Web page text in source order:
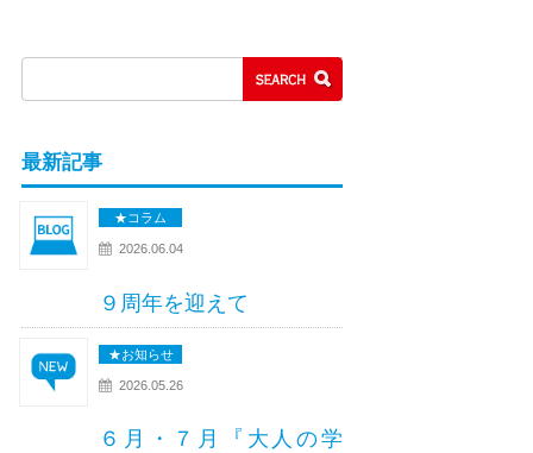
最新記事
★コラム
2026.06.04
９周年を迎えて
★お知らせ
2026.05.26
６月・７月『大人の学